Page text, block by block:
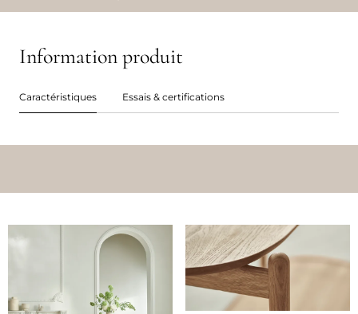
Information produit
Caractéristiques Essais & certifications